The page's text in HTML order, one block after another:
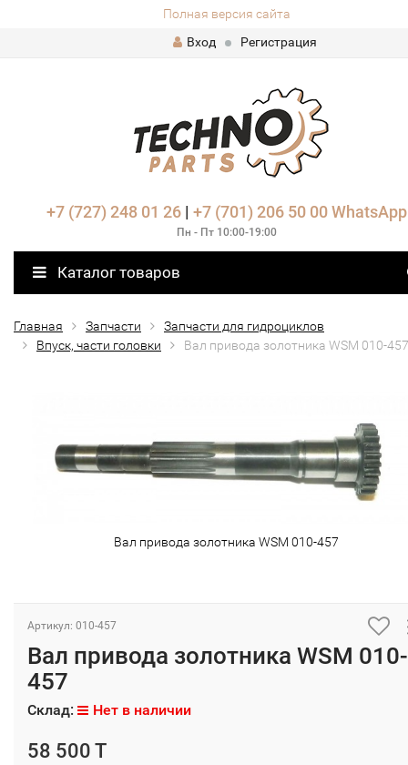
Полная версия сайта
Вход
Регистрация
+7 (727) 248 01 26| +7 (701) 206 50 00 WhatsApp
Пн - Пт 10:00-19:00
Каталог товаров
Главная Запчасти
Запчасти для гидроциклов
Впуск, части головки
Вал привода золотника WSM 010-457
Вал привода золотника WSM 010-457
Артикул: 010-457
Вал привода золотника WSM 010-
457
Склад: Нет в наличии
58 500 T